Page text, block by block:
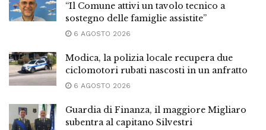
“Il Comune attivi un tavolo tecnico a
sostegno delle famiglie assistite”
6 AGOSTO 2026
Modica, la polizia locale recupera due
ciclomotori rubati nascosti in un anfratto
6 AGOSTO 2026
Guardia di Finanza, il maggiore Migliaro
subentra al capitano Silvestri